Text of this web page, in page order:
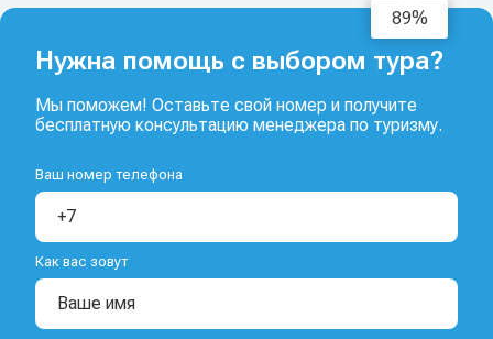
91%
Нужна помощь с выбором тура?
Мы поможем! Оставьте свой номер и получите
бесплатную консультацию менеджера по туризму.
Ваш номер телефона
Как вас зовут